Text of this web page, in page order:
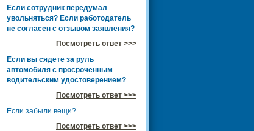
Если сотрудник передумал
увольняться? Если работодатель
не согласен с отзывом заявления?
Посмотреть ответ >>>
Если вы сядете за руль
автомобиля с просроченным
водительским удостоверением?
Посмотреть ответ >>>
Если забыли вещи?
Посмотреть ответ >>>